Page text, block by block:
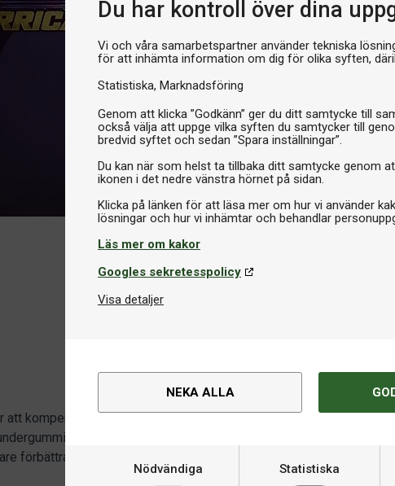
Du har kontroll över dina
Vi och våra samarbetspartner använder tekniska
för att inhämta information om dig för olika syften,
Statistiska Marknadsföring
Genom att klicka ”Godkänn” ger du ditt samtycke till
också välja att uppge vilka syften du samtycker till
bredvid syftet och sedan ”Spara inställningar”.
Du kan när som helst ta tillbaka ditt samtycke genom
ikonen i det nedre vänstra hörnet på sidan.
Klicka på länken för att läsa mer om hur vi använder
Läs mer om kakor
Googles sekretesspolicy
Visa detaljer
NEKA ALLA
Nödvändiga Statistiska
att kompensera minskningen i fart och skruv som
av typisk DHS-snitt. MID innebär medium
förbättrat grepp jämfört med NEO Hurricane-
Om
Varumärke